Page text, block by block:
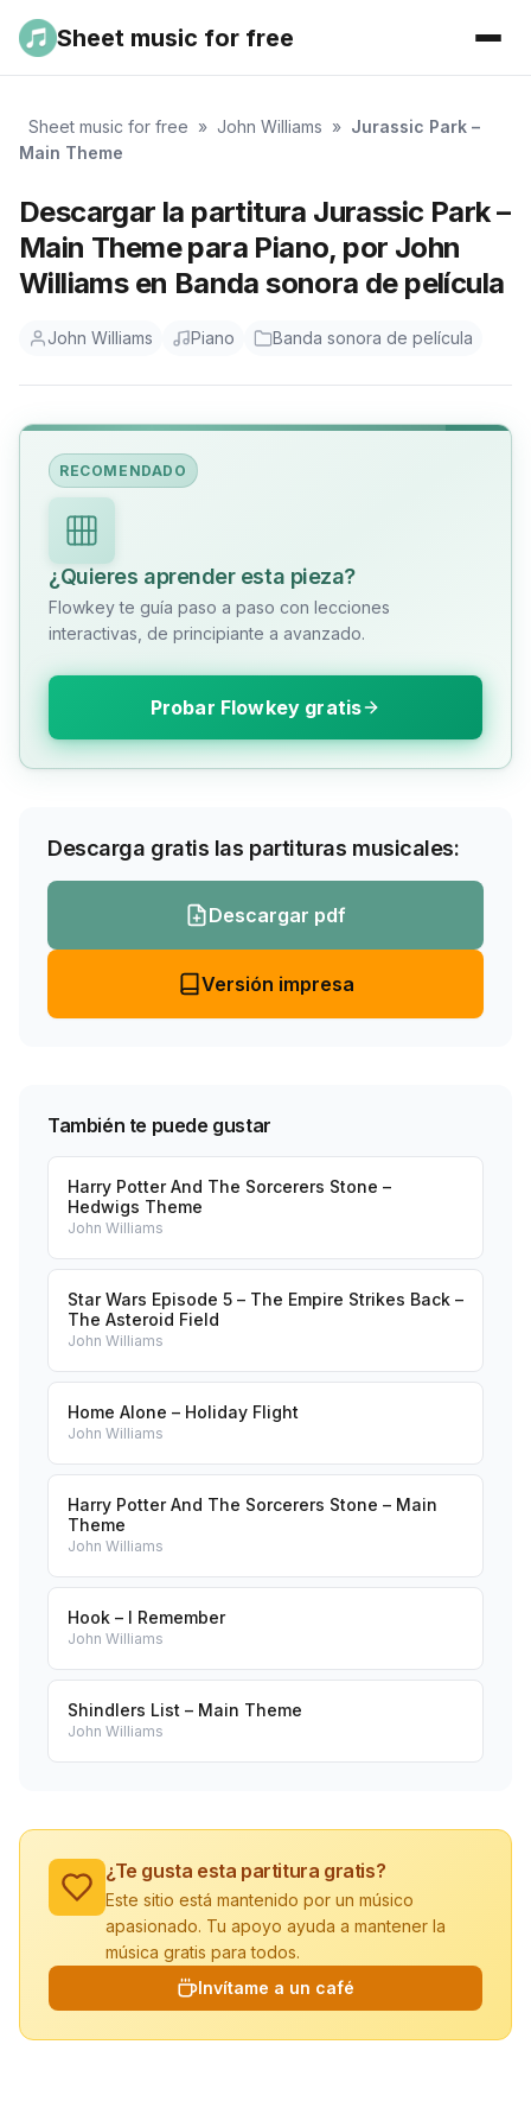
Sheet music for free
Sheet music for free » John Williams » Jurassic Park –
Main Theme
Descargar la partitura Jurassic Park –
Main Theme para Piano, por John
Williams en Banda sonora de película
John Williams Piano Banda sonora de película
RECOMENDADO
¿Quieres aprender esta pieza?
Flowkey te guía paso a paso con lecciones
interactivas, de principiante a avanzado.
Probar Flowkey gratis
Descarga gratis las partituras musicales:
Descargar pdf
Versión impresa
También te puede gustar
Harry Potter And The Sorcerers Stone –
Hedwigs Theme
John Williams
Star Wars Episode 5 – The Empire Strikes Back –
The Asteroid Field
John Williams
Home Alone – Holiday Flight
John Williams
Harry Potter And The Sorcerers Stone – Main
Theme
John Williams
Hook – I Remember
John Williams
Shindlers List – Main Theme
John Williams
¿Te gusta esta partitura gratis?
Este sitio está mantenido por un músico
apasionado. Tu apoyo ayuda a mantener la
música gratis para todos.
Invítame a un café